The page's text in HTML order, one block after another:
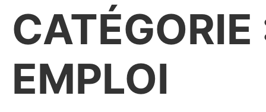
CATÉGORIE
EMPLOI